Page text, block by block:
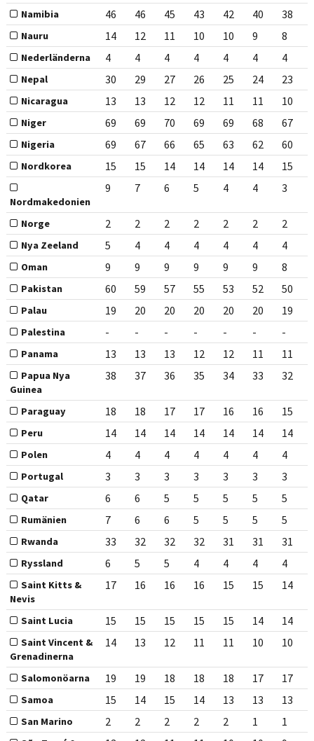
Namibia 46 46 45 43 42 40 38
Nauru 14 12 11 10 10 9 8
Nederländerna 4 4 4 4 4 4 4
Nepal 30 29 27 26 25 24 23
Nicaragua 13 13 12 12 11 11 10
Niger 69 69 70 69 69 68 67
Nigeria 69 67 66 65 63 62 60
Nordkorea 15 15 14 14 14 14 15
Nordmakedonien
9 7 6 5 4 4 3
Norge 2 2 2 2 2 2 2
Nya Zeeland 5 4 4 4 4 4 4
Oman 9 9 9 9 9 9 8
Pakistan 60 59 57 55 53 52 50
Palau 19 20 20 20 20 20 19
Palestina - - - - - - -
Panama 13 13 13 12 12 11 11
Papua Nya
Guinea
38 37 36 35 34 33 32
Paraguay 18 18 17 17 16 16 15
Peru 14 14 14 14 14 14 14
Polen 4 4 4 4 4 4 4
Portugal 3 3 3 3 3 3 3
Qatar 6 6 5 5 5 5 5
Rumänien 7 6 6 5 5 5 5
Rwanda 33 32 32 32 31 31 31
Ryssland 6 5 5 4 4 4 4
Saint Kitts &
Nevis
17 16 16 16 15 15 14
Saint Lucia 15 15 15 15 15 14 14
Saint Vincent &
Grenadinerna
14 13 12 11 11 10 10
Salomonöarna 19 19 18 18 18 17 17
Samoa 15 14 15 14 13 13 13
San Marino 2 2 2 2 2 1 1